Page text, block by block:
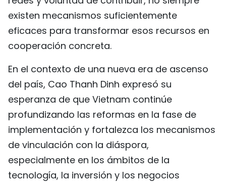
existen mecanismos suficientemente
eficaces para transformar esos recursos en
cooperación concreta.
En el contexto de una nueva era de ascenso
del país, Cao Thanh Dinh expresó su
esperanza de que Vietnam continúe
profundizando las reformas en la fase de
implementación y fortalezca los mecanismos
de vinculación con la diáspora,
especialmente en los ámbitos de la
tecnología, la inversión y los negocios